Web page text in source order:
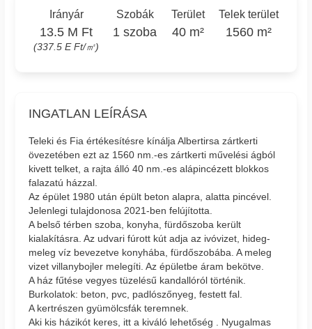
Irányár
13.5 M Ft
(337.5 E Ft/㎡)
Szobák
1 szoba
Terület
40 m²
Telek terület
1560 m²
INGATLAN LEÍRÁSA
Teleki és Fia értékesítésre kínálja Albertirsa zártkerti
övezetében ezt az 1560 nm.-es zártkerti művelési ágból
kivett telket, a rajta álló 40 nm.-es alápincézett blokkos
falazatú házzal.
Az épület 1980 után épült beton alapra, alatta pincével.
Jelenlegi tulajdonosa 2021-ben felújította.
A belső térben szoba, konyha, fürdőszoba került
kialakításra. Az udvari fúrott kút adja az ivóvizet, hideg-
meleg víz bevezetve konyhába, fürdőszobába. A meleg
vizet villanybojler melegíti. Az épületbe áram bekötve.
A ház fűtése vegyes tüzelésű kandallóról történik.
Burkolatok: beton, pvc, padlószőnyeg, festett fal.
A kertrészen gyümölcsfák teremnek.
Aki kis házikót keres, itt a kiváló lehetőség . Nyugalmas